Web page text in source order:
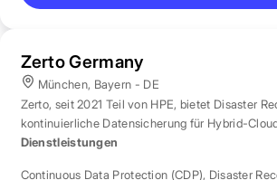
Zerto Germany
München, Bayern - DE
Zerto, seit 2021 Teil von HPE, bietet Disaster
kontinuierliche Datensicherung für Hybrid-
Dienstleistungen
Continuous Data Protection (CDP), Disaster